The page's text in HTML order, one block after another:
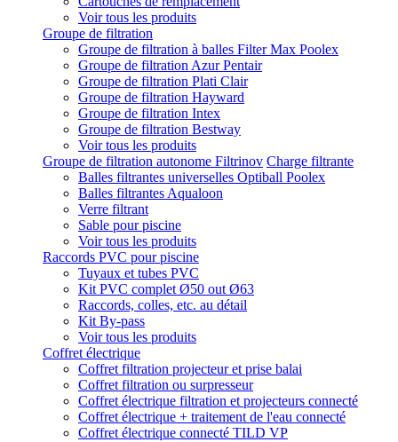
Voir tous les produits
Groupe de filtration
Groupe de filtration à balles Filter Max Poolex
Groupe de filtration Azur Pentair
Groupe de filtration Plati Clair
Groupe de filtration Hayward
Groupe de filtration Intex
Groupe de filtration Bestway
Voir tous les produits
Groupe de filtration autonome Filtrinov Charge filtrante
Balles filtrantes universelles Optiball Poolex
Balles filtrantes Aqualoon
Verre filtrant
Sable pour piscine
Voir tous les produits
Raccords PVC pour piscine
Tuyaux et tubes PVC
Kit PVC complet Ø50 out Ø63
Raccords, colles, etc. au détail
Kit By-pass
Voir tous les produits
Coffret électrique
Coffret filtration projecteur et prise balai
Coffret filtration ou surpresseur
Coffret électrique filtration et projecteurs connecté
Coffret électrique + traitement de l'eau connecté
Coffret électrique connecté TILD VP